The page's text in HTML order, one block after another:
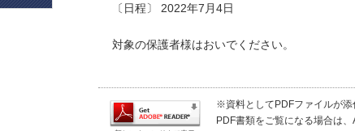
〔日程〕 2022年7月4日
対象の保護者様はおいでください。
※資料としてPDFファイルが添
PDF書類をご覧になる場合は